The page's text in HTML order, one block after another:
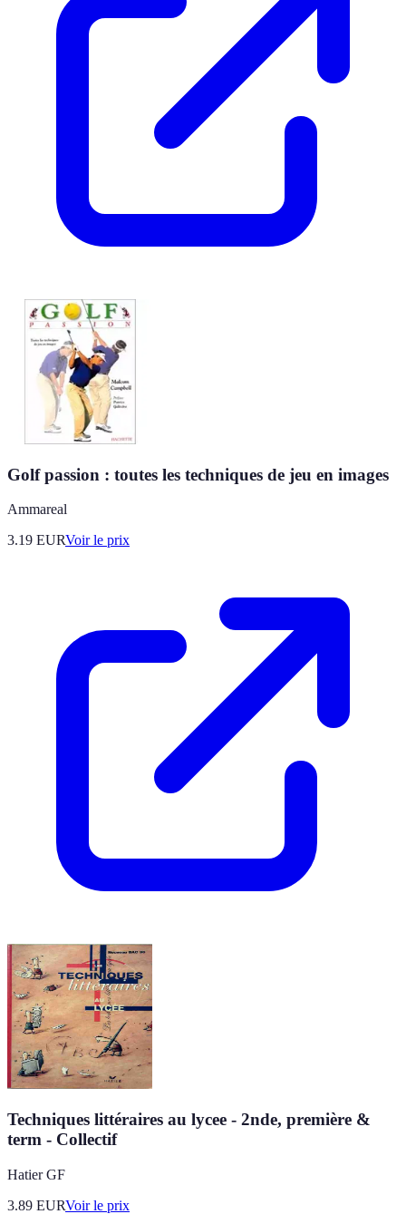
Golf passion : toutes les techniques de jeu en images
Ammareal
3.19 EURVoir le prix
Techniques littéraires au lycee - 2nde, première &
term - Collectif
Hatier GF
3.89 EURVoir le prix